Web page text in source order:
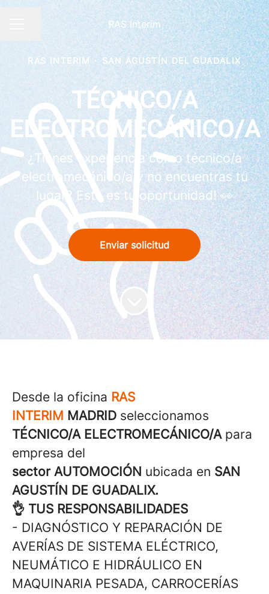
MENÚ DE EMPLEO RAS Interim
Compartir página
RAS INTERIM · SAN AGUSTÍN DEL GUADALIX
TÉCNICO/A
ELECTROMECÁNICO/A
¿Tienes experiencia como técnico/a
electromecánico/a y no encuentras tu
lugar? Esta es tu oportunidad! 👀
Enviar solicitud
Desde la oficina RAS
INTERIM MADRID seleccionamos
TÉCNICO/A ELECTROMECÁNICO/Apara
empresa del
sectorAUTOMOCIÓN ubicada en SAN
AGUSTÍN DE GUADALIX.
👌 TUS RESPONSABILIDADES
- DIAGNÓSTICO Y REPARACIÓN DE
AVERÍAS DE SISTEMA ELÉCTRICO,
NEUMÁTICO E HIDRÁULICO EN
MAQUINARIA PESADA, CARROCERÍAS